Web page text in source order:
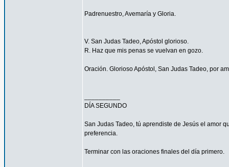
Padrenuestro, Avemaría y Gloria.
V. San Judas Tadeo, Apóstol glorioso.
R. Haz que mis penas se vuelvan en gozo.
Oración. Glorioso Apóstol, San Judas Tadeo, por
DÍA SEGUNDO
San Judas Tadeo, tú aprendiste de Jesús el amor
preferencia.
Terminar con las oraciones finales del día primero.